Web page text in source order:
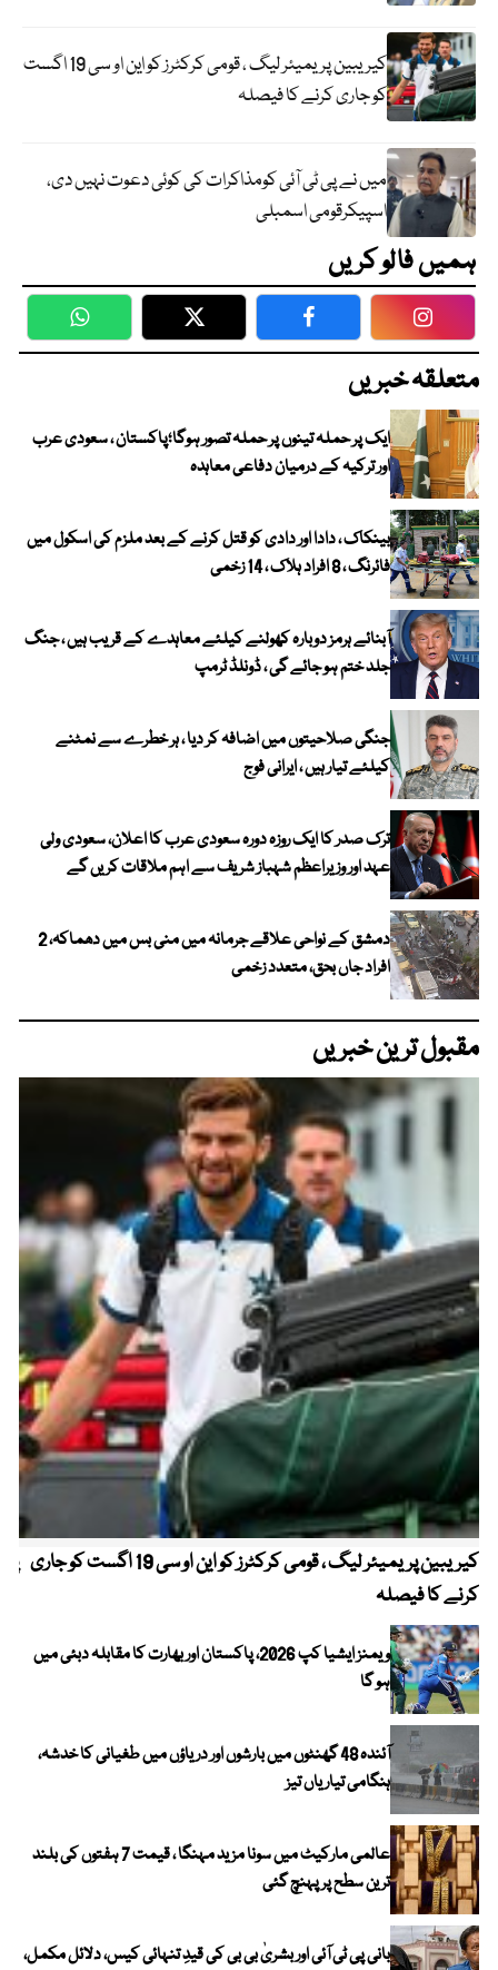
کیریبین پریمیئر لیگ ، قومی کرکٹرز کو این او سی 19 اگست
کو جاری کرنے کا فیصلہ
میں نے پی ٹی آئی کومذاکرات کی کوئی دعوت نہیں دی،
اسپیکرقومی اسمبلی
ہمیں فالو کریں
WhatsApp Twitter Facebook
متعلقہ خبریں
ایک پر حملہ تینوں پر حملہ تصور ہوگا؛پاکستان ، سعودی عرب
اور ترکیہ کے درمیان دفاعی معاہدہ
بینکاک ، دادا اور دادی کو قتل کرنے کے بعد ملزم کی اسکول میں
فائرنگ ، 8 افراد ہلاک ، 14 زخمی
آبنائے ہرمز دوبارہ کھولنے کیلئے معاہدے کے قریب ہیں ، جنگ
جلد ختم ہو جائے گی ، ڈونلڈ ٹرمپ
جنگی صلاحیتوں میں اضافہ کر دیا ، ہر خطرے سے نمٹنے
کیلئے تیار ہیں ، ایرانی فوج
ترک صدر کا ایک روزہ دورہ سعودی عرب کا اعلان، سعودی ولی
عہد اور وزیراعظم شہباز شریف سے اہم ملاقات کریں گے
دمشق کے نواحی علاقے جرمانہ میں منی بس میں دھماکہ، 2
افراد جاں بحق، متعدد زخمی
مقبول ترین خبریں
کیریبین پریمیئر لیگ ، قومی کرکٹرز کو این او سی 19 اگست کو جاری
کرنے کا فیصلہ
ویمنز ایشیا کپ 2026، پاکستان اور بھارت کا مقابلہ دبئی میں
ہو گا
آئندہ 48 گھنٹوں میں بارشوں اور دریاؤں میں طغیانی کا خدشہ،
ہنگامی تیاریاں تیز
عالمی مارکیٹ میں سونا مزید مہنگا ، قیمت 7 ہفتوں کی بلند
ترین سطح پر پہنچ گئی
بانی پی ٹی آئی اور بشریٰ بی بی کی قیدِ تنہائی کیس، دلائل مکمل،